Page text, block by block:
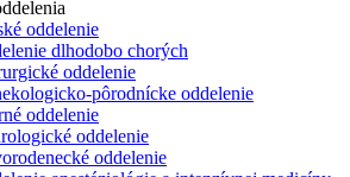
oddelenie
dlhodobo chorých
oddelenie
pôrodnícke oddelenie
oddelenie
oddelenie
oddelenie